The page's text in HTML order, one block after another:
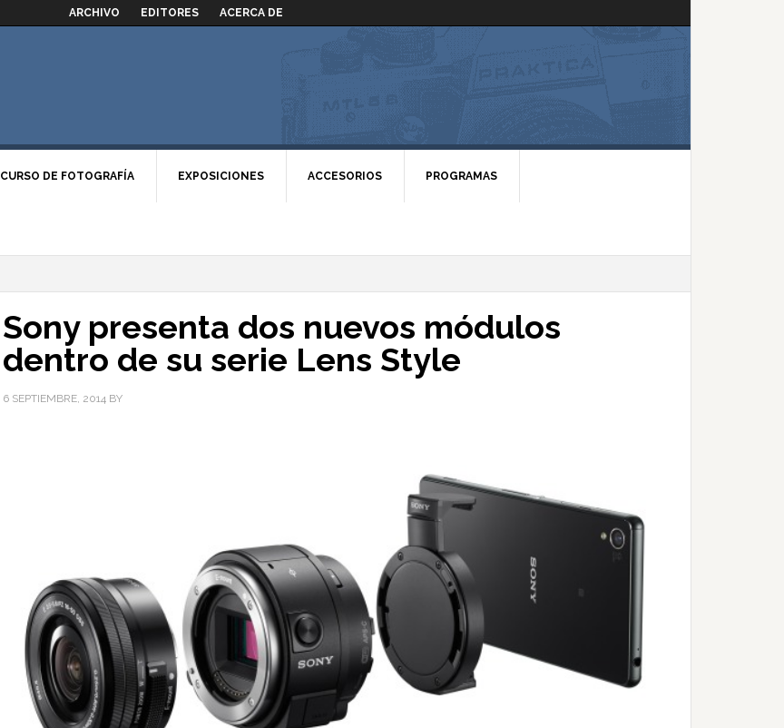
ARCHIVO EDITORES ACERCA DE
CURSO DE FOTOGRAFÍA EXPOSICIONES ACCESORIOS PROGRAMAS
Sony presenta dos nuevos módulos
dentro de su serie Lens Style
6 SEPTIEMBRE, 2014 BY